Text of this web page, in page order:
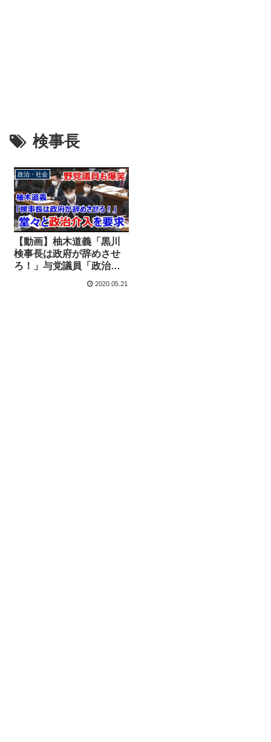
検事長
政治・社会
【動画】柚木道義「黒川
検事長は政府が辞めさせ
ろ！」与党議員「政治介
日のところはこのへん
2020.05.21